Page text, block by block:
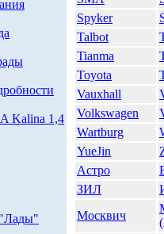
Kalina 1,4
Spyker
Talbot
Tianma
Toyota
Vauxhall
Volkswagen
Wartburg
YueJin
Астро
ЗИЛ
Москвич